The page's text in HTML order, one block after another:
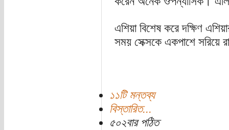
এশিয়া বিশেষ করে দক্ষিণ
সময় সেক্সকে একপাশে সরিয়ে
১১টি মন্তব্য
বিস্তারিত...
৫০২বার পঠিত